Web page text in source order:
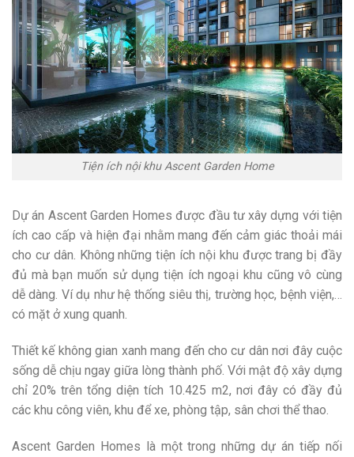
Tiện ích nội khu Ascent Garden Home
Dự án Ascent Garden Homes được đầu tư xây dựng với tiện
ích cao cấp và hiện đại nhằm mang đến cảm giác thoải mái
cho cư dân. Không những tiện ích nội khu được trang bị đầy
đủ mà bạn muốn sử dụng tiện ích ngoại khu cũng vô cùng
dễ dàng. Ví dụ như hệ thống siêu thị, trường học, bệnh viện,…
có mặt ở xung quanh.
Thiết kế không gian xanh mang đến cho cư dân nơi đây cuộc
sống dễ chịu ngay giữa lòng thành phố. Với mật độ xây dựng
chỉ 20% trên tổng diện tích 10.425 m2, nơi đây có đầy đủ
các khu công viên, khu để xe, phòng tập, sân chơi thể thao.
Ascent Garden Homes là một trong những dự án tiếp nối